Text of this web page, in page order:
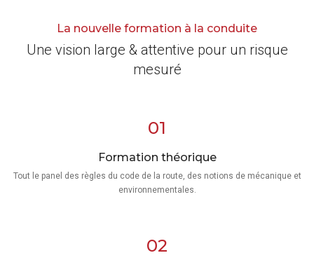
La nouvelle formation à la conduite
Une vision large & attentive pour un risque
mesuré
01
Formation théorique
Tout le panel des règles du code de la route, des notions de mécanique et
environnementales.
02